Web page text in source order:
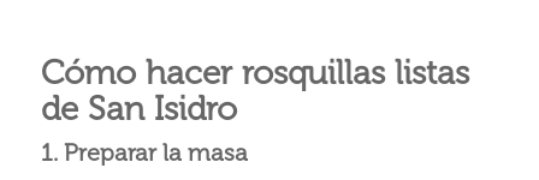
Cómo hacer rosquillas listas
de San Isidro
1. Preparar la masa